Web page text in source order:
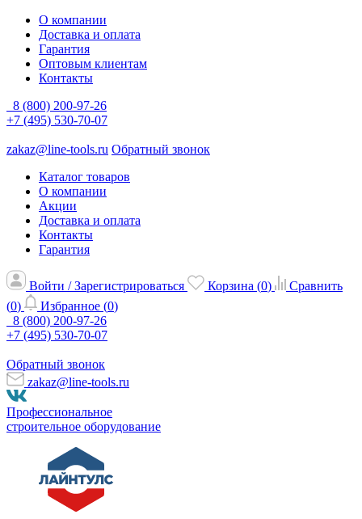
О компании
Доставка и оплата
Гарантия
Оптовым клиентам
Контакты
8 (800) 200-97-26
+7 (495) 530-70-07
zakaz@line-tools.ru Обратный звонок
Каталог товаров
О компании
Акции
Доставка и оплата
Контакты
Гарантия
Войти / Зарегистрироваться Корзина (0)
Сравнить
(0) Избранное (0)
8 (800) 200-97-26
+7 (495) 530-70-07
Обратный звонок
zakaz@line-tools.ru
Профессиональное
строительное оборудование